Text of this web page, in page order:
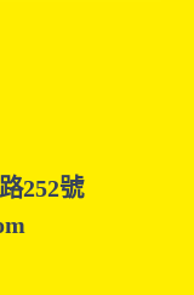
252號